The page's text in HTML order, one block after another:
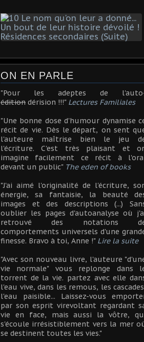
ON EN PARLE
"Pour les adeptes de
édition dérision !!!" Lectures Familiales
"Une bonne dose d'humour dynamise
récit de vie. Dès le départ, on sent
l'auteure maîtrise bien le jeu
l'écriture. C'est très plaisant et
imagine facilement ce récit à
devant un public" The eden of books
"J'ai aimé l'originalité de l'écriture,
énergie, sa fantaisie, la beauté
images et des descriptions (...)
oublier les pages d'autoanalyse où
retrouvé des notations
comportements universels d'une
finesse. Bravo à toi, Anne !" Lire la suite
"Avec son nouveau livre, l'auteure
vie normale" vous replonge dans
torrent de la vie. partez avec elle
l'eau vive, dans les remous, les
l'eau paisible... Laissez-vous
par son esprit virevoltant regardant
vie en face, mais aussi la vôtre,
s'écoule irrésistiblement vers la mer
se destinent toutes les vies."